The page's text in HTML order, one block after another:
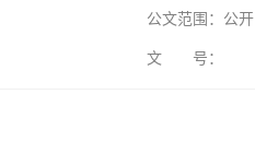
公文范围：公开
文 号：